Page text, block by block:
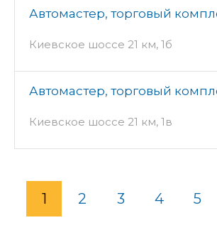
Автомастер, торговый
Киевское шоссе 21 км, 1б
Автомастер, торговый
Киевское шоссе 21 км, 1в
1 2 3 4 5